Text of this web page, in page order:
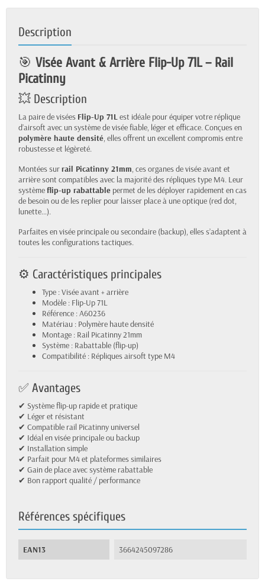
Description
🎯 Visée Avant & Arrière Flip-Up 71L – Rail
Picatinny
💥 Description
La paire de visées Flip-Up 71Lest idéale pour équiper votre réplique
d’airsoft avec un système de visée fiable, léger et efficace. Conçues en
polymère haute densité, elles offrent un excellent compromis entre
robustesse et légèreté.
Montées surrail Picatinny 21mm, ces organes de visée avant et
arrière sont compatibles avec la majorité des répliques type M4. Leur
systèmeflip-up rabattable permet de les déployer rapidement en cas
de besoin ou de les replier pour laisser place à une optique (red dot,
lunette…).
Parfaites en visée principale ou secondaire (backup), elles s’adaptent à
toutes les configurations tactiques.
⚙️ Caractéristiques principales
Type : Visée avant + arrière
Modèle : Flip-Up 71L
Référence : A60236
Matériau : Polymère haute densité
Montage : Rail Picatinny 21mm
Système : Rabattable (flip-up)
Compatibilité : Répliques airsoft type M4
✅ Avantages
✔ Système flip-up rapide et pratique
✔ Léger et résistant
✔ Compatible rail Picatinny universel
✔ Idéal en visée principale ou backup
✔ Installation simple
✔ Parfait pour M4 et plateformes similaires
✔ Gain de place avec système rabattable
✔ Bon rapport qualité / performance
Références spécifiques
EAN13 3664245097286